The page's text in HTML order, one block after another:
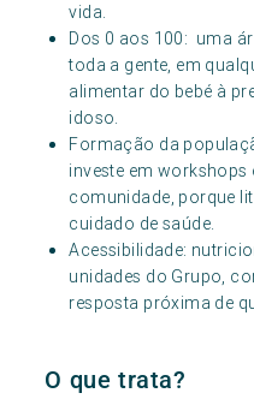
vida.
Dos 0 aos 100: uma
toda a gente, em
alimentar do bebé à
idoso.
Formação da
investe em workshops
comunidade, porque
cuidado de saúde.
Acessibilidade:
unidades do Grupo,
resposta próxima de
O que trata?